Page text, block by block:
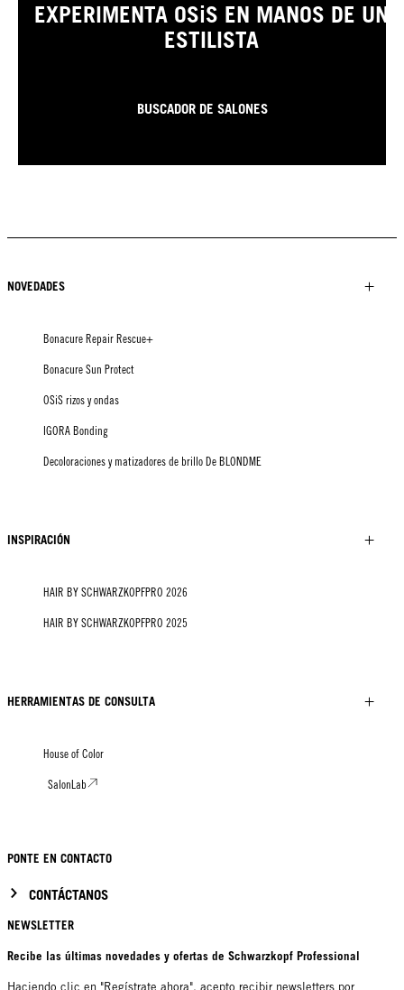
EXPERIMENTA OSiS EN MANOS DE UN
ESTILISTA
BUSCADOR DE SALONES
NOVEDADES
Bonacure Repair Rescue+
Bonacure Sun Protect
OSiS rizos y ondas
IGORA Bonding
Decoloraciones y matizadores de brillo De BLONDME
INSPIRACIÓN
HAIR BY SCHWARZKOPFPRO 2026
HAIR BY SCHWARZKOPFPRO 2025
HERRAMIENTAS DE CONSULTA
House of Color
SalonLab
PONTE EN CONTACTO
CONTÁCTANOS
NEWSLETTER
Recibe las últimas novedades y ofertas de Schwarzkopf Professional
Haciendo clic en "Regístrate ahora", acepto recibir newsletters por